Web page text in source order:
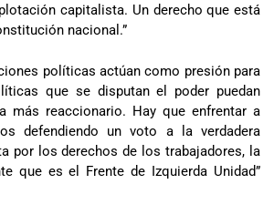
capitalista. Un derecho que está
nacional.”
políticas actúan como presión para
que se disputan el poder puedan
más reaccionario. Hay que enfrentar a
defendiendo un voto a la verdadera
por los derechos de los trabajadores, la
que es el Frente de Izquierda Unidad”